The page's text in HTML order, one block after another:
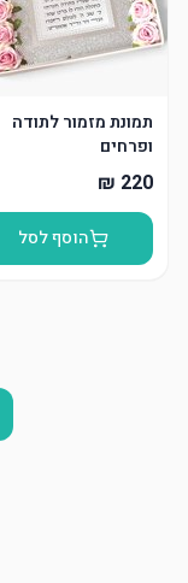
תמונת מזמור לתודה
ופרחים
הוסף לסל